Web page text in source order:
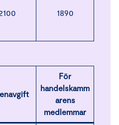
1890
För
handelskamm
arens
medlemmar